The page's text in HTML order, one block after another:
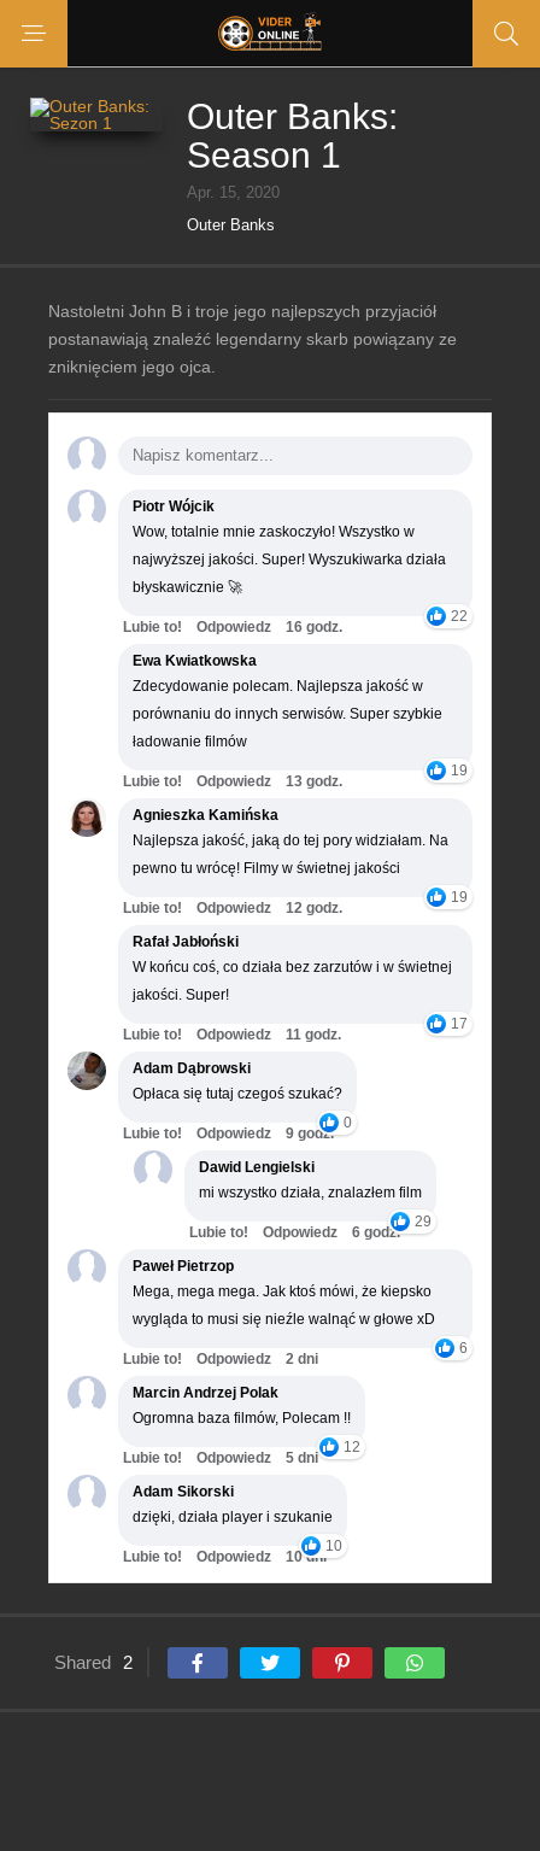
Outer Banks:
Season 1
Apr. 15, 2020
Outer Banks
Nastoletni John B i troje jego najlepszych przyjaciół
postanawiają znaleźć legendarny skarb powiązany ze
zniknięciem jego ojca.
Piotr Wójcik
Wow, totalnie mnie zaskoczyło! Wszystko w
najwyższej jakości. Super! Wyszukiwarka działa
błyskawicznie 🚀
22
Lubie to! Odpowiedz
16 godz.
Ewa Kwiatkowska
Zdecydowanie polecam. Najlepsza jakość w
porównaniu do innych serwisów. Super szybkie
ładowanie filmów
19
Lubie to! Odpowiedz
13 godz.
Agnieszka Kamińska
Najlepsza jakość, jaką do tej pory widziałam. Na
pewno tu wrócę! Filmy w świetnej jakości
19
Lubie to! Odpowiedz
12 godz.
Rafał Jabłoński
W końcu coś, co działa bez zarzutów i w świetnej
jakości. Super!
17
Lubie to! Odpowiedz
11 godz.
Adam Dąbrowski
Opłaca się tutaj czegoś szukać?
0
Lubie to! Odpowiedz
9 godz.
Dawid Lengielski
mi wszystko działa, znalazłem film
29
Lubie to! Odpowiedz
6 godz.
Paweł Pietrzop
Mega, mega mega. Jak ktoś mówi, że kiepsko
wygląda to musi się nieźle walnąć w głowe xD
6
Lubie to! Odpowiedz
2 dni
Marcin Andrzej Polak
Ogromna baza filmów, Polecam !!
12
Lubie to! Odpowiedz
5 dni
Adam Sikorski
dzięki, działa player i szukanie
10
Lubie to! Odpowiedz 10 dni
Shared 2